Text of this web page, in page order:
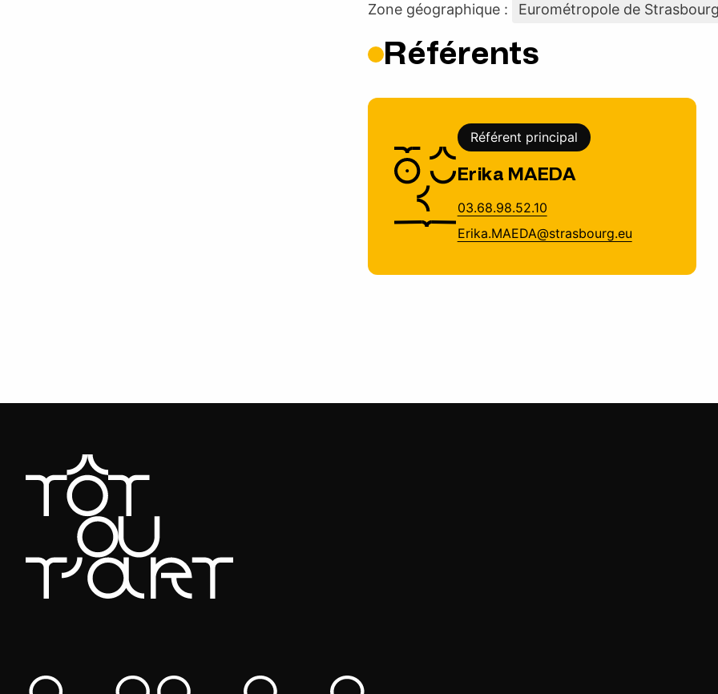
Zone géographique : Eurométropole de
Référents
Référent principal
Erika MAEDA
03.68.98.52.10
Erika.MAEDA@strasbourg.eu